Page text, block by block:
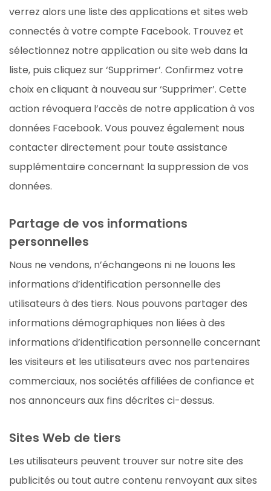
verrez alors une liste des applications et sites web
connectés à votre compte Facebook. Trouvez et
sélectionnez notre application ou site web dans la
liste, puis cliquez sur ‘Supprimer’. Confirmez votre
choix en cliquant à nouveau sur ‘Supprimer’. Cette
action révoquera l’accès de notre application à vos
données Facebook. Vous pouvez également nous
contacter directement pour toute assistance
supplémentaire concernant la suppression de vos
données.
Partage de vos informations
personnelles
Nous ne vendons, n’échangeons ni ne louons les
informations d’identification personnelle des
utilisateurs à des tiers. Nous pouvons partager des
informations démographiques non liées à des
informations d’identification personnelle concernant
les visiteurs et les utilisateurs avec nos partenaires
commerciaux, nos sociétés affiliées de confiance et
nos annonceurs aux fins décrites ci-dessus.
Sites Web de tiers
Les utilisateurs peuvent trouver sur notre site des
publicités ou tout autre contenu renvoyant aux sites